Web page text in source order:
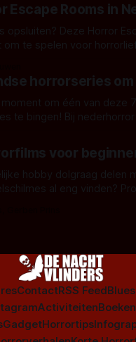
Escape Rooms in
opsluiten? Deze Horror
om te spelen voor
horrorseries
om één van deze
nederhorror denk je al
The Johnsons. Maar
Hier een aantal
series uit het duistere of horrorgenre. Als
voor
hobby dolgraag delen
al eng vinden?
ContactRSS Feed
ActiviteitenBoeken
GadgetHorrortips